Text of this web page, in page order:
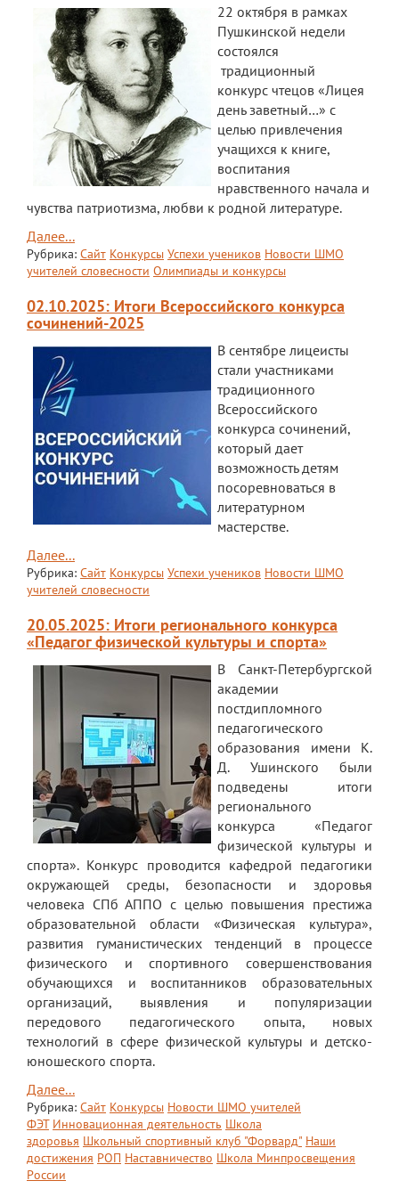
Воспитательная работа
Патриотическое воспитание
Воспитательный отдел
Спортивная жизнь
Органы ГОУО
Социальные партнеры
Документы
Дополнительные образовательные
программы
Педагоги ОДОД
ЮИД
Хор "Жаворонок"
Школьный спортивный клуб
Передвижная выставка "Мы помним!"
ПФДО
Противодействие коррупции
Мероприятия "Антикоррупция"
Комиссия по противодействию
коррупции
Обратная связь для сообщений о
фактах коррупции
Инновационная деятельность
Центр цифрового образования
"ИнфинITи"
О Центре
Новости
Направления и программы
Документы
22 октября в рамках
Пушкинской недели
состоялся
традиционный
конкурс чтецов «Лицея
день заветный…» с
целью привлечения
учащихся к книге,
воспитания
нравственного начала и
чувства патриотизма, любви к родной литературе.
Далее...
Рубрика: Сайт Конкурсы Успехи учеников Новости ШМО
учителей словесности Олимпиады и конкурсы
02.10.2025: Итоги Всероссийского конкурса
сочинений-2025
В сентябре лицеисты
стали участниками
традиционного
Всероссийского
конкурса сочинений,
который дает
возможность детям
посоревноваться в
литературном
мастерстве.
Далее...
Рубрика: Сайт Конкурсы Успехи учеников Новости ШМО
учителей словесности
20.05.2025: Итоги регионального конкурса
«Педагог физической культуры и спорта»
В Санкт-Петербургской
академии
постдипломного
педагогического
образования имени К.
Д. Ушинского были
подведены итоги
регионального
конкурса «Педагог
физической культуры и
спорта». Конкурс проводится кафедрой педагогики
окружающей среды, безопасности и здоровья
человека СПб АППО с целью повышения престижа
образовательной области «Физическая культура»,
развития гуманистических тенденций в процессе
физического и спортивного совершенствования
обучающихся и воспитанников образовательных
организаций, выявления и популяризации
передового педагогического опыта, новых
технологий в сфере физической культуры и детско-
юношеского спорта.
Далее...
Рубрика: Сайт Конкурсы Новости ШМО учителей
ФЭТ Инновационная деятельность Школа
здоровья Школьный спортивный клуб "Форвард" Наши
достижения РОП Наставничество Школа Минпросвещения
России